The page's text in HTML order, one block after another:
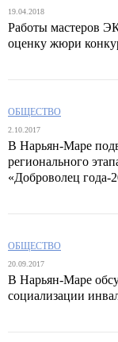
19.04.2018
Работы мастеров
оценку жюри
ОБЩЕСТВО
2.10.2017
В Нарьян-Маре
регионального
«Доброволец года-
ОБЩЕСТВО
20.09.2017
В Нарьян-Маре
социализации